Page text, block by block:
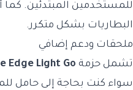
للمستخدمين المبتدئين. كما
البطاريات بشكل متكرر.
ملحقات ودعم إضافي
تشمل حزمة Edge Light Go
سواء كنت بحاجة إلى حامل